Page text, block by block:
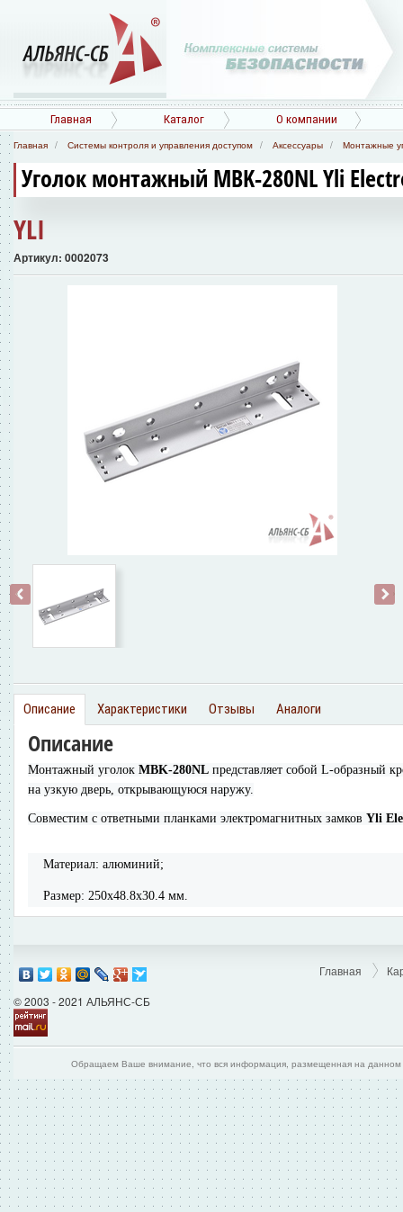
Главная Каталог О компании
Главная Системы контроля и управления доступом Аксессуары Монтажные
Уголок монтажный MBK-280NL Yli
YLI
Артикул: 0002073
‹ ›
Описание Характеристики Отзывы Аналоги
Описание
Монтажный уголок MBK-280NL представляет собой L-образный
на узкую дверь, открывающуюся наружу.
Совместим с ответными планками электромагнитных замков Yli
Материал: алюминий;
Размер: 250x48.8x30.4 мм.
© 2003 - 2021 АЛЬЯНС-СБ
Главная
Обращаем Ваше внимание, что вся информация, размещенная на данном